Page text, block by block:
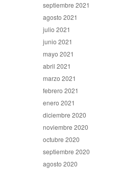
septiembre 2021
agosto 2021
julio 2021
junio 2021
mayo 2021
abril 2021
marzo 2021
febrero 2021
enero 2021
diciembre 2020
noviembre 2020
octubre 2020
septiembre 2020
agosto 2020